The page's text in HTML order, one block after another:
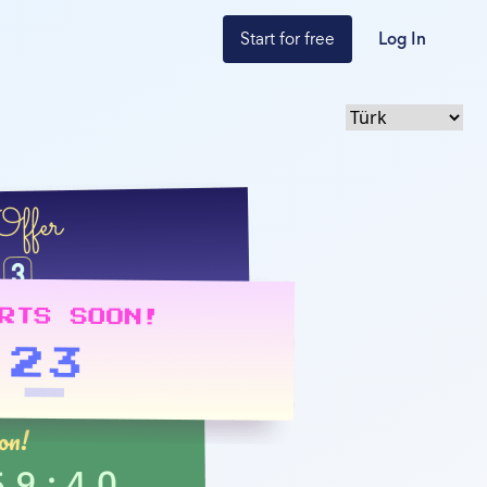
Start for free Log In